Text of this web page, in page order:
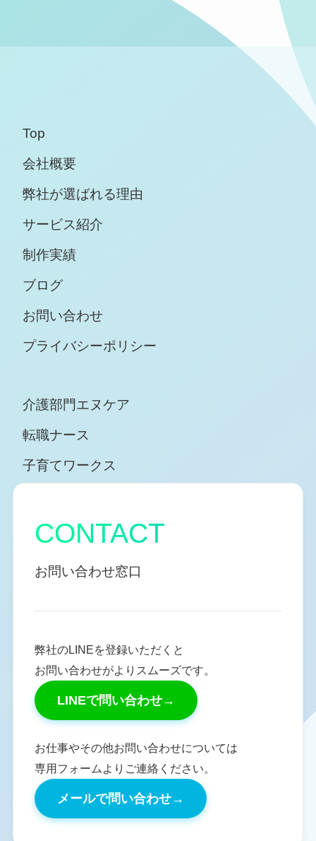
Top
会社概要
弊社が選ばれる理由
サービス紹介
制作実績
ブログ
お問い合わせ
プライバシーポリシー
介護部門エヌケア
転職ナース
子育てワークス
CONTACT
お問い合わせ窓口
弊社のLINEを登録いただくと
お問い合わせがよりスムーズです。
LINEで問い合わせ→
お仕事やその他お問い合わせについては
専用フォームよりご連絡ください。
メールで問い合わせ→